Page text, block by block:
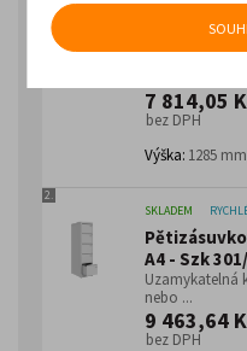
A4 - Szk 301
7 814,05
bez DPH
Výška: 1285 mm
2.
SKLADEM
A4 - Szk
Uzamykatelná
nebo ...
9 463,64
bez DPH